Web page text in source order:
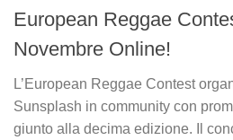
European Reggae
Novembre Online!
L’European Reggae Contest
Sunsplash in community con
giunto alla decima edizione. Il